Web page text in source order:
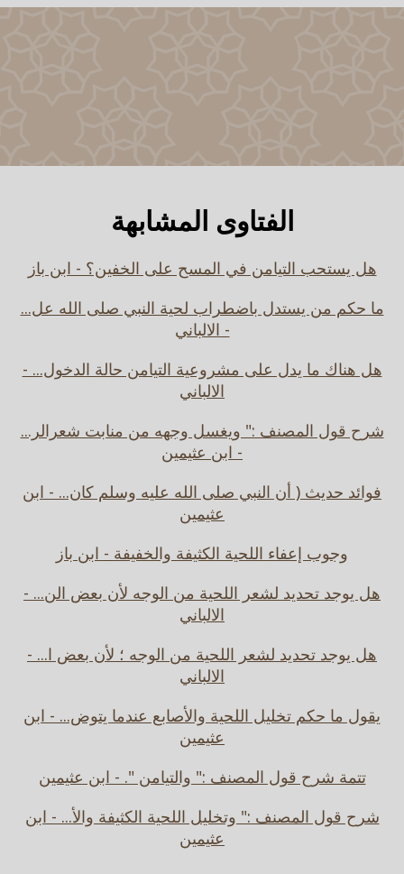
الفتاوى المشابهة
هل يستحب التيامن في المسح على الخفين؟ - ابن باز
ما حكم من يستدل باضطراب لحية النبي صلى الله عل...
- الالباني
هل هناك ما يدل على مشروعية التيامن حالة الدخول... -
الالباني
شرح قول المصنف :" ويغسل وجهه من منابت شعرالر...
- ابن عثيمين
فوائد حديث ( أن النبي صلى الله عليه وسلم كان... - ابن
عثيمين
وجوب إعفاء اللحية الكثيفة والخفيفة - ابن باز
هل يوجد تحديد لشعر اللحية من الوجه لأن بعض الن... -
الالباني
هل يوجد تحديد لشعر اللحية من الوجه ؛ لأن بعض ا... -
الالباني
يقول ما حكم تخليل اللحية والأصابع عندما يتوض... - ابن
عثيمين
تتمة شرح قول المصنف :" والتيامن ". - ابن عثيمين
شرح قول المصنف :" وتخليل اللحية الكثيفة والأ... - ابن
عثيمين